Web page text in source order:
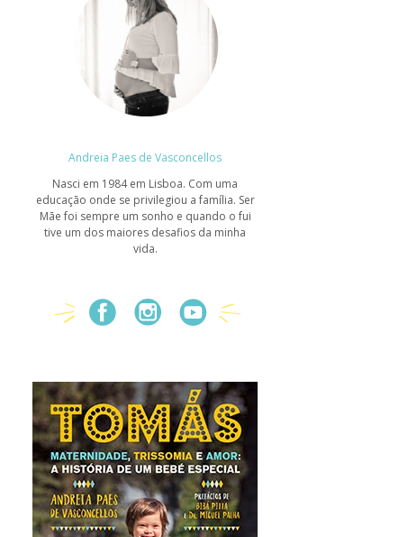
Andreia Paes de Vasconcellos
Nasci em 1984 em Lisboa. Com uma
educação onde se privilegiou a família. Ser
Mãe foi sempre um sonho e quando o fui
tive um dos maiores desafios da minha
vida.